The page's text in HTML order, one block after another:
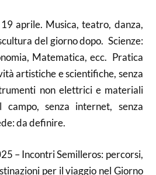
aprile. Musica, teatro, danza,
del giorno dopo. Scienze:
Matematica, ecc. Pratica
artistiche e scientifiche, senza
non elettrici e materiali
campo, senza internet, senza
da definire.
– Incontri Semilleros: percorsi,
per il viaggio nel Giorno